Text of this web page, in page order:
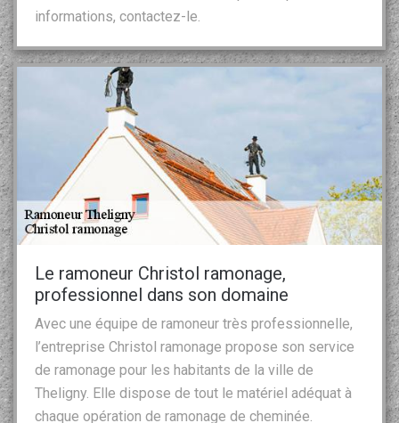
informations, contactez-le.
Le ramoneur Christol ramonage,
professionnel dans son domaine
Avec une équipe de ramoneur très professionnelle,
l’entreprise Christol ramonage propose son service
de ramonage pour les habitants de la ville de
Theligny. Elle dispose de tout le matériel adéquat à
chaque opération de ramonage de cheminée.